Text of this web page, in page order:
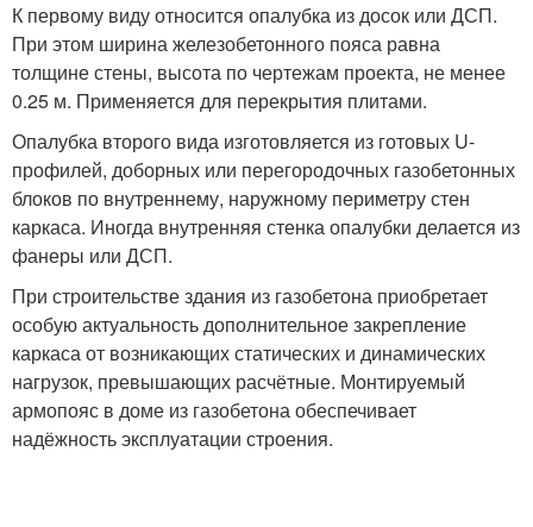
К первому виду относится опалубка из досок или ДСП.
При этом ширина железобетонного пояса равна
толщине стены, высота по чертежам проекта, не менее
0.25 м. Применяется для перекрытия плитами.
Опалубка второго вида изготовляется из готовых U-
профилей, доборных или перегородочных газобетонных
блоков по внутреннему, наружному периметру стен
каркаса. Иногда внутренняя стенка опалубки делается из
фанеры или ДСП.
При строительстве здания из газобетона приобретает
особую актуальность дополнительное закрепление
каркаса от возникающих статических и динамических
нагрузок, превышающих расчётные. Монтируемый
армопояс в доме из газобетона обеспечивает
надёжность эксплуатации строения.